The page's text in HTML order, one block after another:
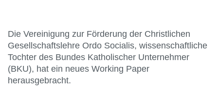
Die Vereinigung zur Förderung der Christlichen
Gesellschaftslehre Ordo Socialis, wissenschaftliche
Tochter des Bundes Katholischer Unternehmer
(BKU), hat ein neues Working Paper
herausgebracht.